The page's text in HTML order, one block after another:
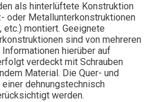
als hinterlüftete Konstruktion
oder Metallunterkonstruktionen
etc.) montiert. Geeignete
sind von mehreren
hierüber auf
verdeckt mit Schrauben
Material. Die Quer- und
dehnungstechnisch
werden.